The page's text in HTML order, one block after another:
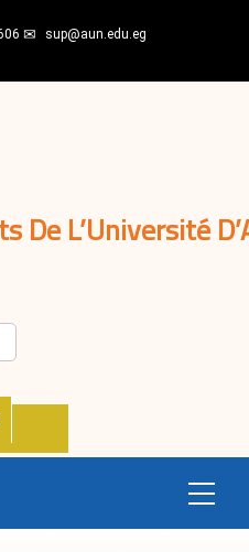
sup@aun.edu.eg
De L’Université